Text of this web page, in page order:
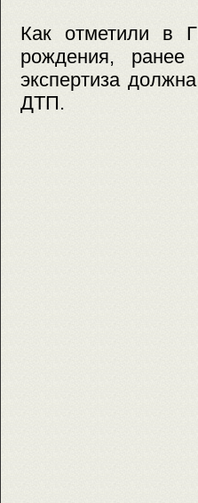
Как отметили в
рождения,
экспертиза
ДТП.